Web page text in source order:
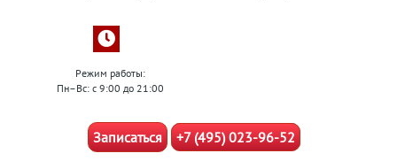
Режим работы:
Пн–Вс: с 9:00 до 21:00
Записаться +7 (495) 023-96-52